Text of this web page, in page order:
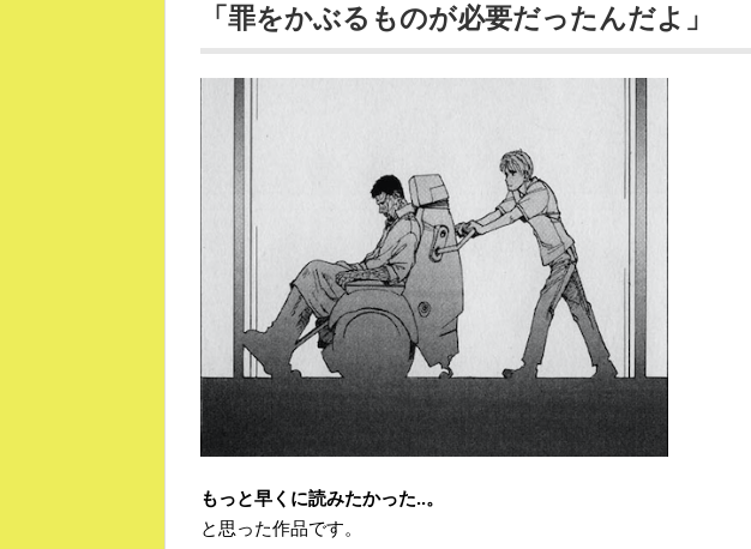
「罪をかぶるものが必要だったんだよ」
もっと早くに読みたかった..。
と思った作品です。